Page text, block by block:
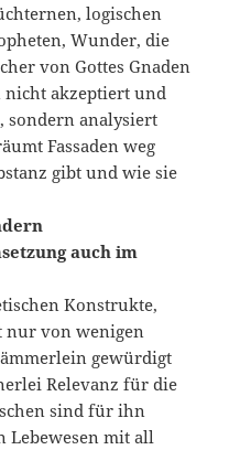
logischen
Wunder, die
von Gottes Gnaden
nicht akzeptiert und
sondern analysiert
Fassaden weg
gibt und wie sie
auch im
Konstrukte,
nur von wenigen
gewürdigt
Relevanz für die
sind für ihn
Lebewesen mit all